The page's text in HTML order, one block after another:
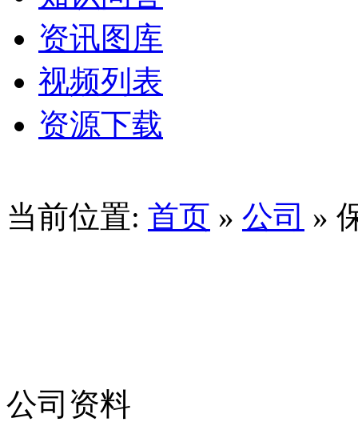
资讯图库
视频列表
资源下载
当前位置: 首页 » 公司 »
公司资料